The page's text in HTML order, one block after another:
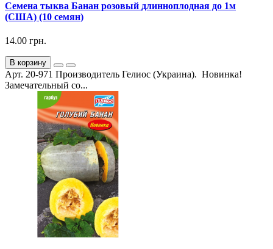
Семена тыква Банан розовый длинноплодная до 1м
(США) (10 семян)
14.00 грн.
В корзину
Арт. 20-971 Производитель Гелиос (Украина). Новинка!
Замечательный со...